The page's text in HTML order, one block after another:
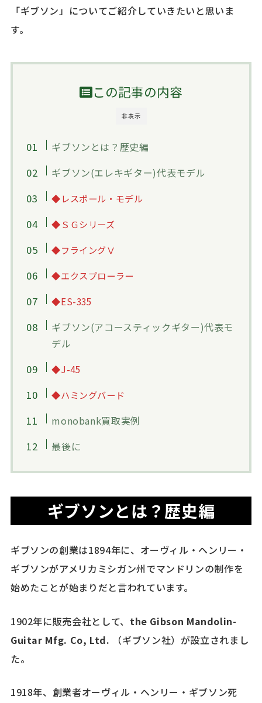
「ギブソン」についてご紹介していきたいと思いま
す。
非表示
この記事の内容
ギブソンとは？歴史編
ギブソン(エレキギター)代表モデル
◆レスポール・モデル
◆ＳＧシリーズ
◆フライングⅤ
◆エクスプローラー
◆ES-335
ギブソン(アコースティックギター)代表モ
デル
◆J-45
◆ハミングバード
monobank買取実例
最後に
ギブソンとは？歴史編
ギブソンの創業は1894年に、オーヴィル・ヘンリー・
ギブソンがアメリカミシガン州でマンドリンの制作を
始めたことが始まりだと言われています。
1902年に販売会社として、 the Gibson Mandolin-
Guitar Mfg. Co, Ltd. （ギブソン社）が設立されまし
た。
1918年、創業者オーヴィル・ヘンリー・ギブソン死